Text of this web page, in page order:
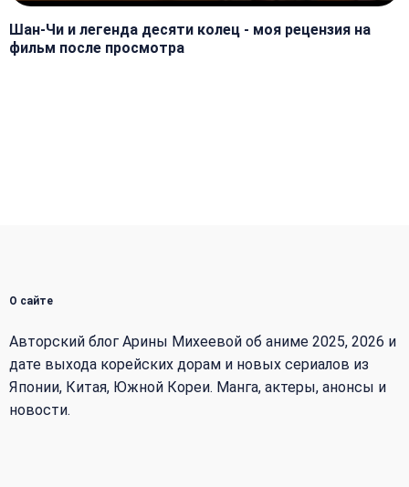
Шан-Чи и легенда десяти колец - моя рецензия на
фильм после просмотра
О сайте
Авторский блог Арины Михеевой об аниме 2025, 2026 и
дате выхода корейских дорам и новых сериалов из
Японии, Китая, Южной Кореи. Манга, актеры, анонсы и
новости.